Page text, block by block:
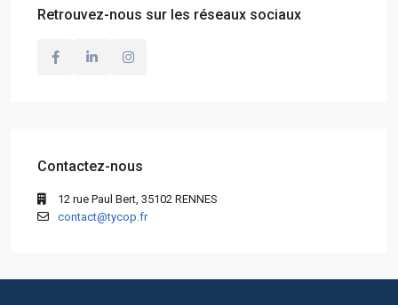
Retrouvez-nous sur les réseaux sociaux
Contactez-nous
12 rue Paul Bert, 35102 RENNES
contact@tycop.fr